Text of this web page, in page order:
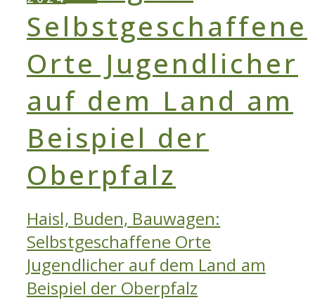
Haisl, Buden, Bauwagen:
Selbstgeschaffene Orte
Jugendlicher auf dem Land am
Beispiel der Oberpfalz